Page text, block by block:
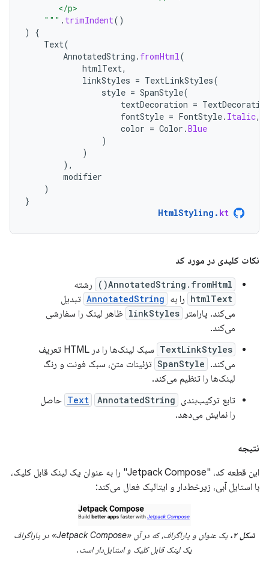
       </p>
    """
. trimIndent()
)
{
Text(
AnnotatedString . fromHtml(
htmlText,
linkStyles = TextLinkStyles(
style = SpanStyle(
textDecoration =
fontStyle = FontStyle. Italic,
color = Color .Blue
)
)
),
modifier
)
}
HtmlStyling . kt
نکات کلیدی در مورد کد
AnnotatedString.fromHtml() رشته
htmlText را به AnnotatedString تبدیل
می‌کند. پارامتر
linkStyles ظاهر لینک را سفارشی
می‌کند.
TextLinkStyles
سبک لینک‌ها را در HTML تعریف
می‌کند. SpanStyle تزئینات متن، سبک فونت و رنگ
لینک‌ها را تنظیم می‌کند.
تابع ترکیب‌بندی
Text AnnotatedString
حاصل
را نمایش می‌دهد.
نتیجه
این قطعه کد، "Jetpack Compose" را به عنوان یک لینک قابل کلیک،
با استایل آبی، زیرخط‌دار و ایتالیک فعال می‌کند:
شکل ۲.
یک عنوان و پاراگراف، که در آن «Jetpack Compose» در پاراگراف
یک لینک قابل کلیک و استایل‌دار است.